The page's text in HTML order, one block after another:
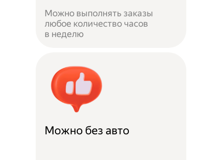
Можно выполнять заказы
любое количество часов
в неделю
Можно без авто